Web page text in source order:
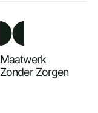
Maatwerk
Zonder Zorgen